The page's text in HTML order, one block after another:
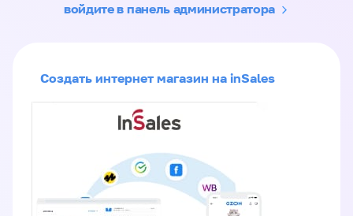
войдите в панель администратора
Создать интернет магазин на inSales